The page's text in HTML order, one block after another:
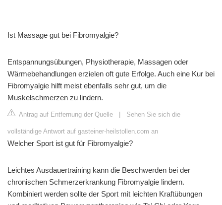
Ist Massage gut bei Fibromyalgie?
Entspannungsübungen, Physiotherapie, Massagen oder
Wärmebehandlungen erzielen oft gute Erfolge. Auch eine Kur bei
Fibromyalgie hilft meist ebenfalls sehr gut, um die
Muskelschmerzen zu lindern.
Antrag auf Entfernung der Quelle Sehen Sie sich die
vollständige Antwort auf gasteiner-heilstollen.com an
Welcher Sport ist gut für Fibromyalgie?
Leichtes Ausdauertraining kann die Beschwerden bei der
chronischen Schmerzerkrankung Fibromyalgie lindern.
Kombiniert werden sollte der Sport mit leichten Kraftübungen